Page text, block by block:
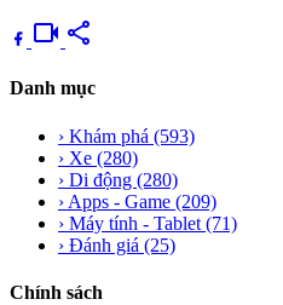
videocam share
Danh mục
› Khám phá (593)
› Xe (280)
› Di động (280)
› Apps - Game (209)
› Máy tính - Tablet (71)
› Đánh giá (25)
Chính sách